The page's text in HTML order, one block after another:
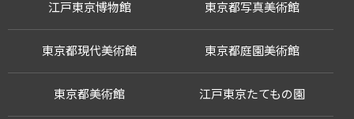
江戸東京博物館
江戸東京たてもの園
東京都写真美術館
東京都現代美術館 東京都庭園美術館
東京都美術館